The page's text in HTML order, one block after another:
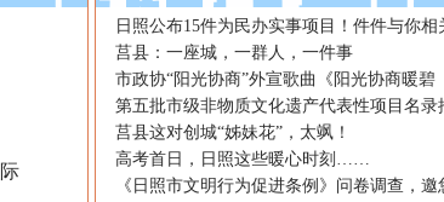
日照公布15件为民办实事项目！件件与你相
莒县：一座城，一群人，一件事
市政协“阳光协商”外宣歌曲《阳光协商暖碧
第五批市级非物质文化遗产代表性项目名录
莒县这对创城“姊妹花”，太飒！
高考首日，日照这些暖心时刻……
《日照市文明行为促进条例》问卷调查，邀